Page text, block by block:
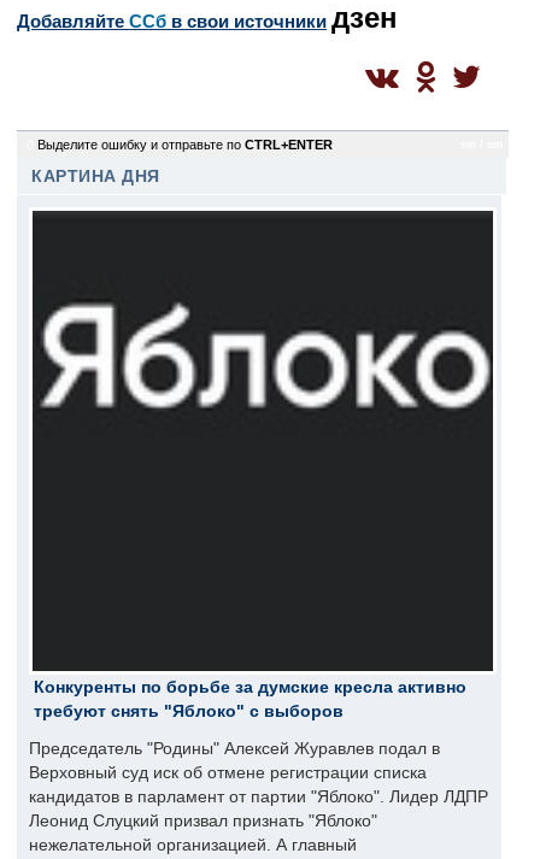
Добавляйте CСб в свои источники дзен
Выделите ошибку и отправьте по CTRL+ENTER
КАРТИНА ДНЯ
Конкуренты по борьбе за думские кресла активно
требуют снять "Яблоко" с выборов
Председатель "Родины" Алексей Журавлев подал в
Верховный суд иск об отмене регистрации списка
кандидатов в парламент от партии "Яблоко". Лидер ЛДПР
Леонид Слуцкий призвал признать "Яблоко"
нежелательной организацией. А главный